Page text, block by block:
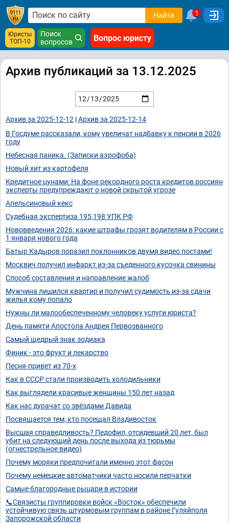
Найти 1
Юристы
ТОП-10
Поиск
вопросов
Вопрос юристу
Архив публикаций за 13.12.2025
Архив за 2025-12-12 |Архив за 2025-12-14
В Госдуме рассказали, кому увеличат надбавку к пенсии в 2026
году
Небесная паника. (Записки аэрофоба)
Новый хит из картофеля
Кредитное цунами: На фоне рекордного роста кредитов россиян
эксперты предупреждают о новой скрытой угрозе
Апельсиновый кекс
Судебная экспертиза 195,198 УПК РФ
Нововведения 2026: какие штрафы грозят водителям в России с
1 января нового года
Батыр Кадыров поразил поклонников двумя видео постами!
Москвич получил инфаркт из-за съеденного кусочка свинины
Способ составления и направление жалоб
Мужчина лишился квартир и получил судимость из-за сдачи
жилья кому попало
Нужны ли малообеспеченному человеку услуги юриста?
День памяти Апостола Андрея Первозванного
Самый щедрый знак зодиака
Финик - это фрукт и лекарство
Песня-привет из 70-х
Как в СССР стали производить холодильники
Как выглядели красивые женщины 150 лет назад
Как нас дурачат со звёздами Давида
Посвящается тем, кто посещал Владивосток
Высшая справедливость? Педофил, отсидевший 20 лет, был
убит на следующий день после выхода из тюрьмы
(огнестрельное видео)
Почему моряки предпочитали именно этот фасон
Почему немецкие автоматчики часто носили перчатки
Самые благородные рыцари в истории
📞Связисты группировки войск «Восток» обеспечили
устойчивую связь штурмовым группам в районе Гуляйполя
Запорожской области